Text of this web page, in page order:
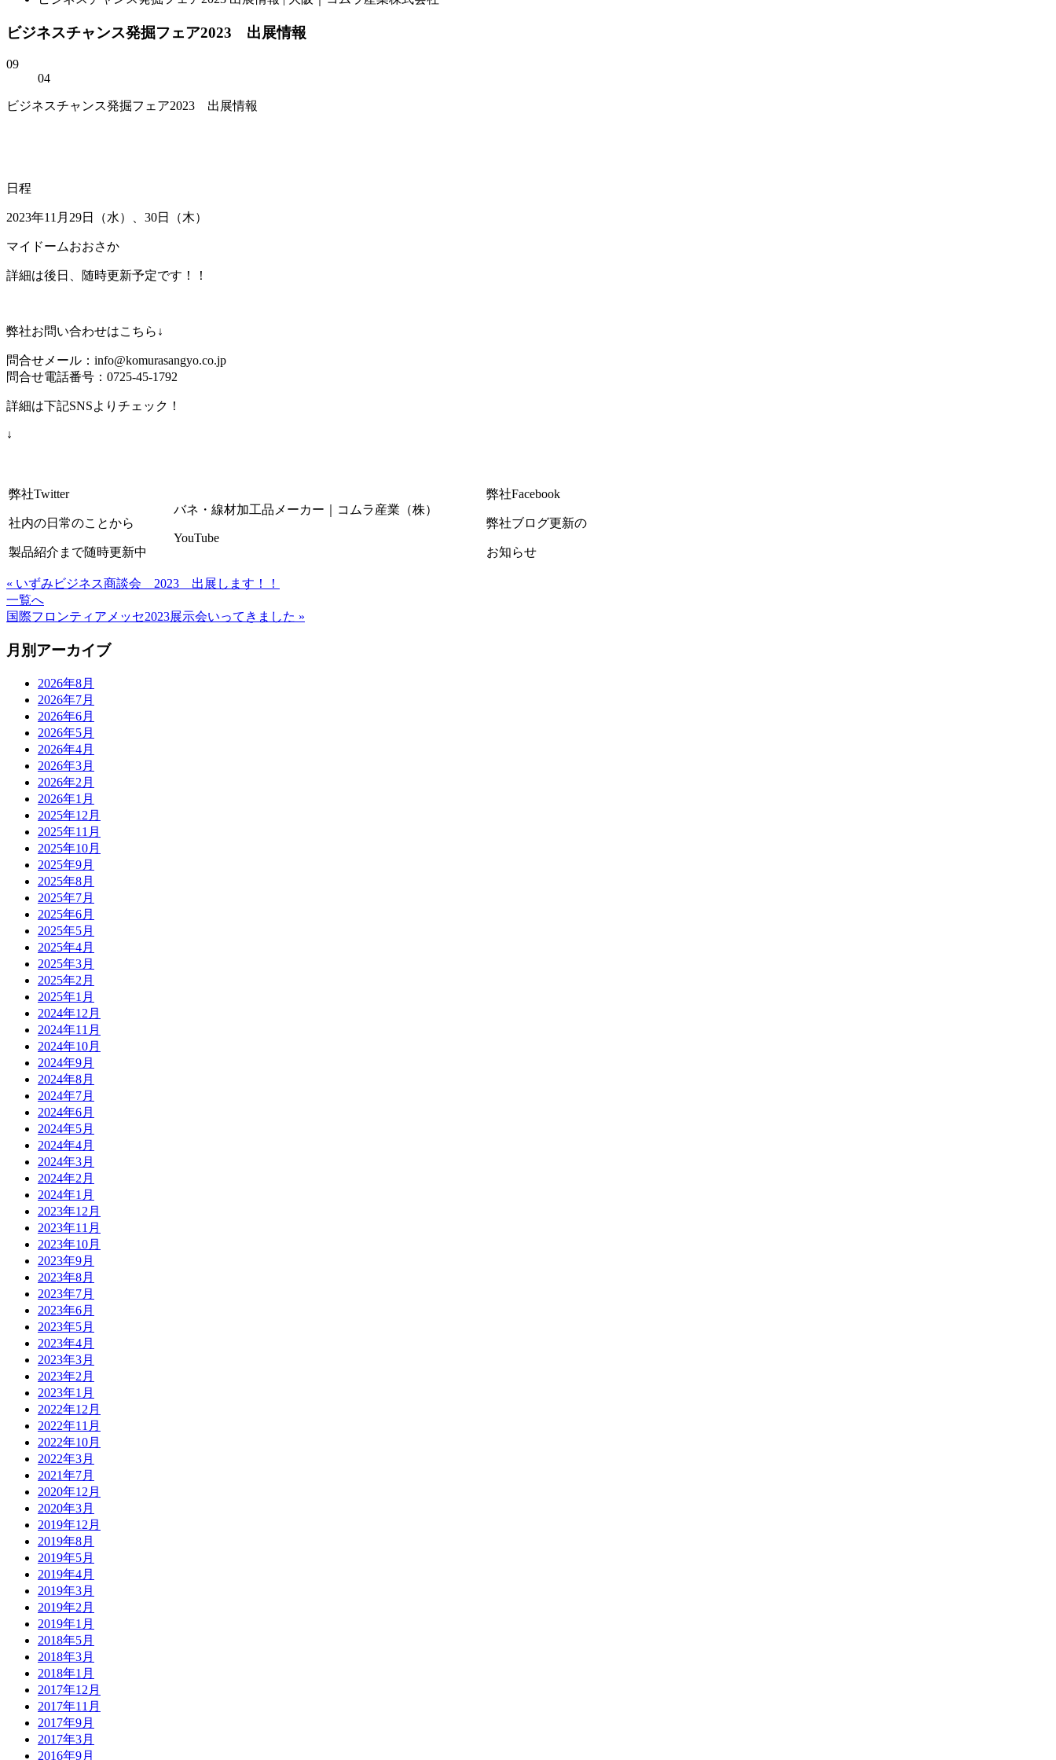
ビジネスチャンス発掘フェア2023 出展情報
09
04
ビジネスチャンス発掘フェア2023 出展情報
日程
2023年11月29日（水）、30日（木）
マイドームおおさか
詳細は後日、随時更新予定です！！
弊社お問い合わせはこちら↓
問合せメール：info@komurasangyo.co.jp
問合せ電話番号：0725-45-1792
詳細は下記SNSよりチェック！
↓
弊社Twitter
社内の日常のことから
製品紹介まで随時更新中
バネ・線材加工品メーカー｜コムラ産業（株）
YouTube
弊社Facebook
弊社ブログ更新の
お知らせ
« いずみビジネス商談会 2023 出展します！！
一覧へ
国際フロンティアメッセ2023展示会いってきました »
月別アーカイブ
2026年8月
2026年7月
2026年6月
2026年5月
2026年4月
2026年3月
2026年2月
2026年1月
2025年12月
2025年11月
2025年10月
2025年9月
2025年8月
2025年7月
2025年6月
2025年5月
2025年4月
2025年3月
2025年2月
2025年1月
2024年12月
2024年11月
2024年10月
2024年9月
2024年8月
2024年7月
2024年6月
2024年5月
2024年4月
2024年3月
2024年2月
2024年1月
2023年12月
2023年11月
2023年10月
2023年9月
2023年8月
2023年7月
2023年6月
2023年5月
2023年4月
2023年3月
2023年2月
2023年1月
2022年12月
2022年11月
2022年10月
2022年3月
2021年7月
2020年12月
2020年3月
2019年12月
2019年8月
2019年5月
2019年4月
2019年3月
2019年2月
2019年1月
2018年5月
2018年3月
2018年1月
2017年12月
2017年11月
2017年9月
2017年3月
2016年9月